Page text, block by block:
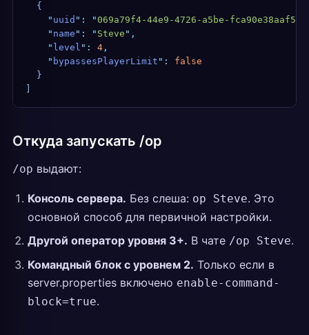
  {
    "
uuid " : "069a79f4-44e9-4726-a5be-fca90e38aaf5
    "
name " : " Steve " ,
    "
level " : 4 ,
    "
bypassesPlayerLimit " :
false
  }
Откуда запускать /op
/op выдают:
Консоль сервера. Без слеша: op Steve. Это
основной способ для первичной настройки.
Другой оператор уровня 3+. В чате /op Steve.
Командный блок с уровнем 2. Только если в
server.properties включено enable-command-
block=true.